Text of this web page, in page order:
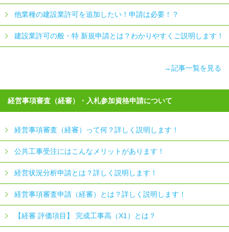
他業種の建設業許可を追加したい！申請は必要！？
建設業許可の般・特 新規申請とは？わかりやすくご説明します！
→記事一覧を見る
経営事項審査（経審）・入札参加資格申請について
経営事項審査（経審）って何？詳しく説明します！
公共工事受注にはこんなメリットがあります！
経営状況分析申請とは？詳しく説明します！
経営事項審査申請（経審）とは？詳しく説明します！
【経審 評価項目】 完成工事高（X1）とは？